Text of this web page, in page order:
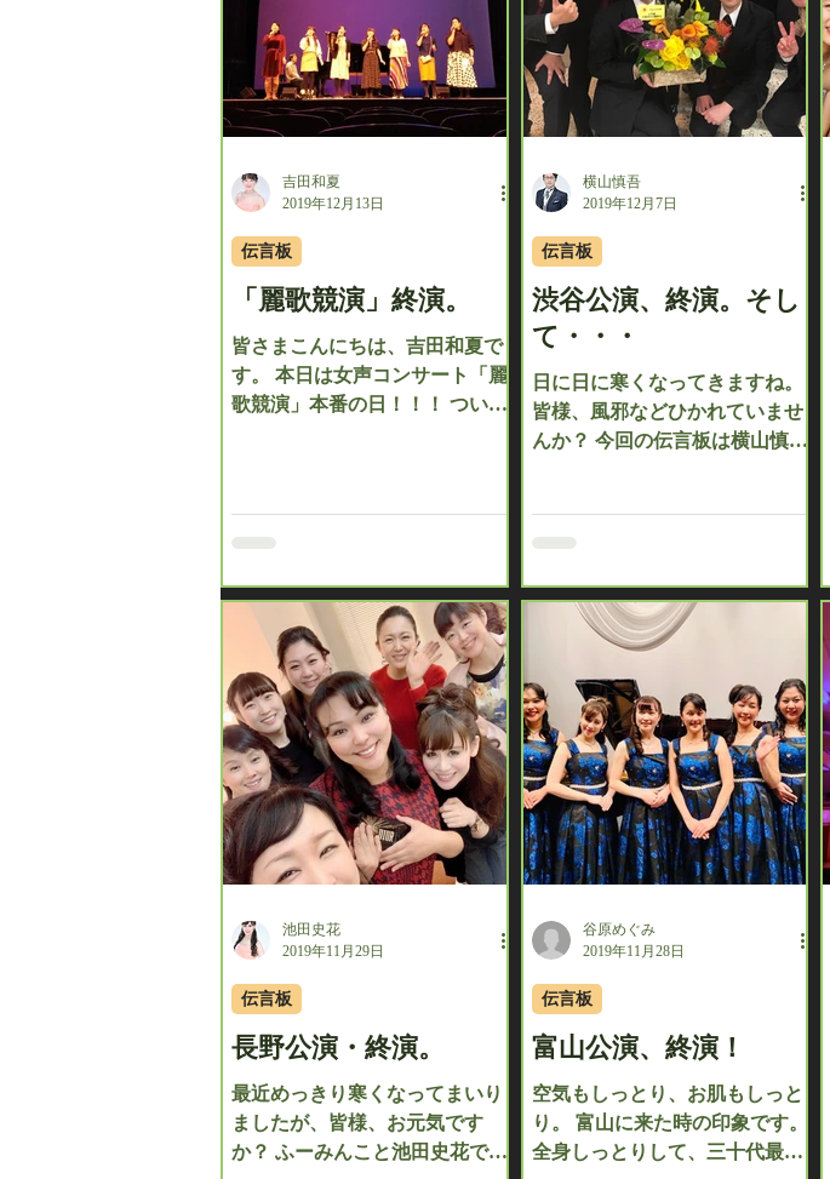
「麗歌競演」終演。
皆さまこんにちは、吉田和夏で
す。 本日は女声コンサート「麗
歌競演」本番の日！！！ ついに
度も話し合って作ったコンサー
ト。そして新しいジャンルにも
伝言板
吉田和夏
2019年12月13日
渋谷公演、終演。そし
て・・・
日に日に寒くなってきますね。
皆様、風邪などひかれていませ
んか？ 今回の伝言板は横山慎吾
大勢のお客様にご来場いただき
ました。...
伝言板
横山慎吾
2019年12月7日
長野公演・終演。
最近めっきり寒くなってまいり
ましたが、皆様、お元気です
か？ ふーみんこと池田史花です
伝言板
池田史花
2019年11月29日
富山公演、終演！
空気もしっとり、お肌もしっと
り。 富山に来た時の印象です。
全身しっとりして、三十代最後
伝言板
谷原めぐみ
2019年11月28日